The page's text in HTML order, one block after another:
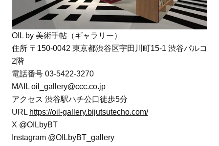
OIL by 美術手帖（ギャラリー）
住所 〒150-0042 東京都渋谷区宇田川町15-1 渋谷パルコ
2階
電話番号 03-5422-3270
MAIL oil_gallery@ccc.co.jp
アクセス 渋谷駅ハチ公口徒歩5分
URL https://oil-gallery.bijutsutecho.com/
X @OILbyBT
Instagram @OILbyBT_gallery